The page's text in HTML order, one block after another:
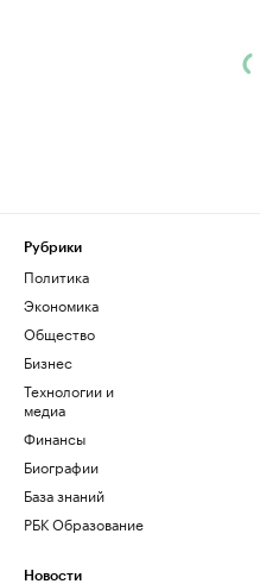
Рубрики
Политика
Экономика
Общество
Бизнес
Технологии и
медиа
Финансы
Биографии
База знаний
РБК Образование
Новости